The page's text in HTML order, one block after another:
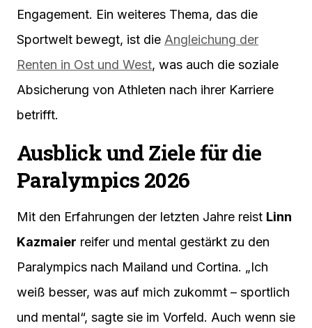
Engagement. Ein weiteres Thema, das die
Sportwelt bewegt, ist die Angleichung der
Renten in Ost und West, was auch die soziale
Absicherung von Athleten nach ihrer Karriere
betrifft.
Ausblick und Ziele für die
Paralympics 2026
Mit den Erfahrungen der letzten Jahre reist Linn
Kazmaier reifer und mental gestärkt zu den
Paralympics nach Mailand und Cortina. „Ich
weiß besser, was auf mich zukommt – sportlich
und mental“, sagte sie im Vorfeld. Auch wenn sie